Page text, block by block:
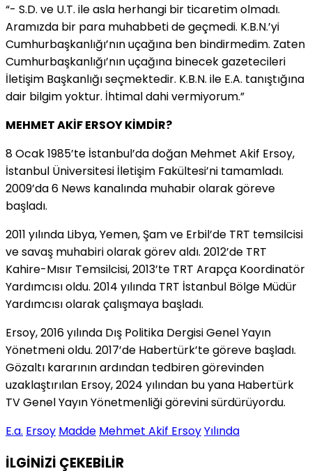
“- S.D. ve U.T. ile asla herhangi bir ticaretim olmadı.
Aramızda bir para muhabbeti de geçmedi. K.B.N.’yi
Cumhurbaşkanlığı’nın uçağına ben bindirmedim. Zaten
Cumhurbaşkanlığı’nın uçağına binecek gazetecileri
İletişim Başkanlığı seçmektedir. K.B.N. ile E.A. tanıştığına
dair bilgim yoktur. İhtimal dahi vermiyorum.”
MEHMET AKİF ERSOY KİMDİR?
8 Ocak 1985’te İstanbul’da doğan Mehmet Akif Ersoy,
İstanbul Üniversitesi İletişim Fakültesi’ni tamamladı.
2009’da 6 News kanalında muhabir olarak göreve
başladı.
2011 yılında Libya, Yemen, Şam ve Erbil’de TRT temsilcisi
ve savaş muhabiri olarak görev aldı. 2012’de TRT
Kahire-Mısır Temsilcisi, 2013’te TRT Arapça Koordinatör
Yardımcısı oldu. 2014 yılında TRT İstanbul Bölge Müdür
Yardımcısı olarak çalışmaya başladı.
Ersoy, 2016 yılında Dış Politika Dergisi Genel Yayın
Yönetmeni oldu. 2017’de Habertürk’te göreve başladı.
Gözaltı kararının ardından tedbiren görevinden
uzaklaştırılan Ersoy, 2024 yılından bu yana Habertürk
TV Genel Yayın Yönetmenliği görevini sürdürüyordu.
E.a. Ersoy Madde Mehmet Akif ErsoyYılında
İLGİNİZİ ÇEKEBİLİR